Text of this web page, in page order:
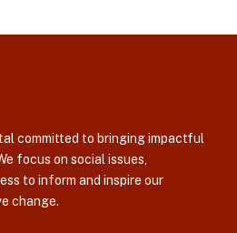
committed to bringing impactful
focus on social issues,
to inform and inspire our
change.